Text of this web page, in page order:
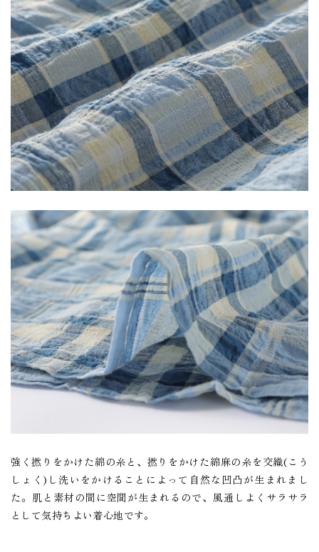
強く撚りをかけた綿の糸と、撚りをかけた綿麻の糸を交織(こう
しょく)し洗いをかけることによって自然な凹凸が生まれまし
た。肌と素材の間に空間が生まれるので、風通しよくサラサラ
として気持ちよい着心地です。